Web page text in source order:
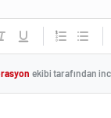
ekibi tarafından